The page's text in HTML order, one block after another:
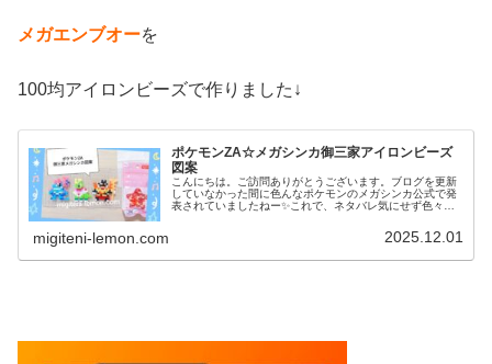
メガエンブオーを
100均アイロンビーズで作りました↓
ポケモンZA☆メガシンカ御三家アイロンビーズ
図案
こんにちは。ご訪問ありがとうございます。ブログを更新
していなかった間に色んなポケモンのメガシンカ公式で発
表されていましたねー✨️これで、ネタバレ気にせず色々、
migiteni-lemon.com 2025.12.01